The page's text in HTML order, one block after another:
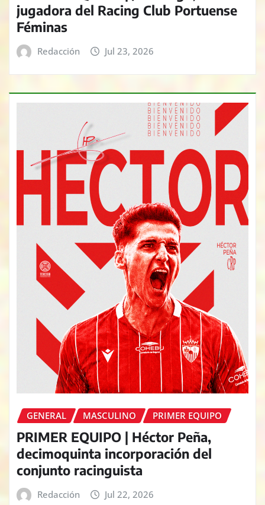
jugadora del Racing Club Portuense
Féminas
Redacción Jul 23, 2026
GENERAL MASCULINO PRIMER EQUIPO
PRIMER EQUIPO | Héctor Peña,
decimoquinta incorporación del
conjunto racinguista
Redacción Jul 22, 2026